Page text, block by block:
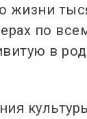
жизни
по
в